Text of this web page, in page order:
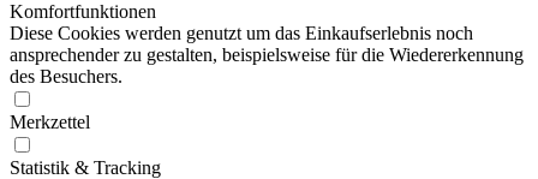
Komfortfunktionen
Diese Cookies werden genutzt um das Einkaufserlebnis noch
ansprechender zu gestalten, beispielsweise für die Wiedererkennung
des Besuchers.
Merkzettel
Statistik & Tracking